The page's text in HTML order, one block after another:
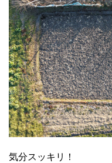
気分スッキリ！